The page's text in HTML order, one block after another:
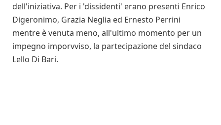
dell'iniziativa. Per i 'dissidenti' erano presenti Enrico
Digeronimo, Grazia Neglia ed Ernesto Perrini
mentre è venuta meno, all'ultimo momento per un
impegno imporvviso, la partecipazione del sindaco
Lello Di Bari.